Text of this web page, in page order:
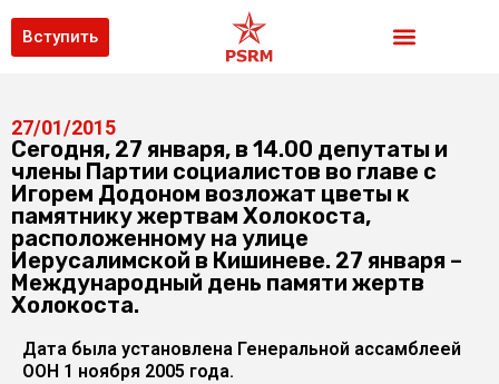
Вступить
27/01/2015
Сегодня, 27 января, в 14.00 депутаты и
члены Партии социалистов во главе с
Игорем Додоном возложат цветы к
памятнику жертвам Холокоста,
расположенному на улице
Иерусалимской в Кишиневе. 27 января –
Международный день памяти жертв
Холокоста.
Дата была установлена Генеральной ассамблеей
ООН 1 ноября 2005 года.